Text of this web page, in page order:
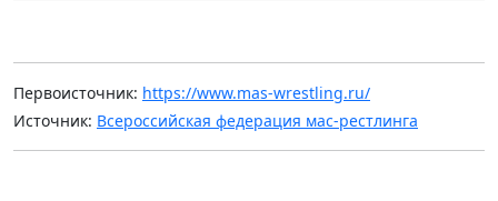
Первоисточник: https://www.mas-wrestling.ru/
Источник: Всероссийская федерация мас-рестлинга